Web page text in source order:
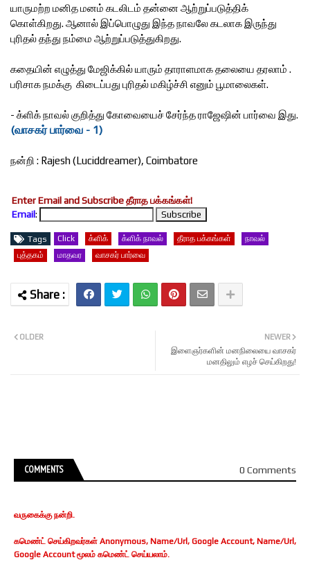
யாருமற்ற மனித மனம் கடலிடம் தன்னை ஆற்றுப்படுத்திக்
கொள்கிறது. ஆனால் இப்பொழுது இந்த நாவலே கடலாக இருந்து
புரிதல் தந்து நம்மை ஆற்றுப்படுத்துகிறது.
கதையின் எழுத்து மேஜிக்கில் யாரும் தாராளமாக தலையை தரலாம் .
பரிசாக நமக்கு கிடைப்பது புரிதல் மகிழ்ச்சி எனும் பூமாலைகள்.
- க்ளிக் நாவல் குறித்து கோவையைச் சேர்ந்த ராஜேஷின் பார்வை இது.
(வாசகர் பார்வை - 1)
நன்றி : Rajesh (Luciddreamer), Coimbatore
Enter Email and Subscribe தீராத பக்கங்கள்!
Email:
Tags Click க்ளிக் க்ளிக் நாவல் தீராத பக்கங்கள்
நாவல்
புத்தகம்
மாதவர வாசகர் பார்வை
NEWER
இளைஞர்களின் மனநிலையை வாசகர்
மனதிலும் எழச் செய்கிறது!
OLDER
COMMENTS 0 Comments
வருகைக்கு நன்றி.
கமெண்ட் செய்கிறவர்கள் Anonymous, Name/Url, Google Account, Name/Url,
Google Account மூலம் கமெண்ட் செய்யலாம்.